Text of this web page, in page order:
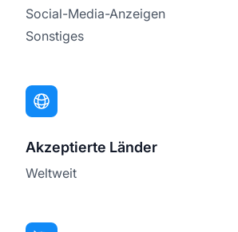
Social-Media-Anzeigen
Sonstiges
Akzeptierte Länder
Weltweit